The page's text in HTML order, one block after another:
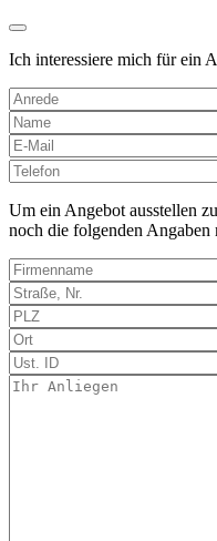
Ich interessiere mich für ein
Bitte
lasse
dieses
Feld
Um ein Angebot ausstellen
noch die folgenden Angaben